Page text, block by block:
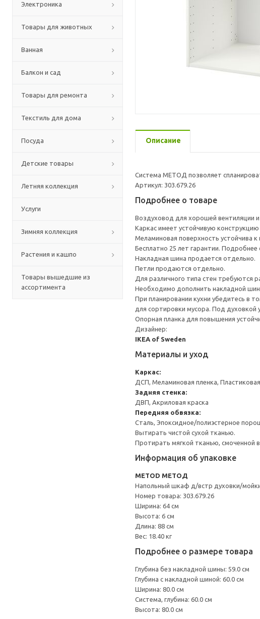
Электроника
Товары для животных
Ванная
Балкон и сад
Товары для ремонта
Текстиль для дома
Посуда
Детские товары
Летняя коллекция
Услуги
Зимняя коллекция
Растения и кашпо
Товары вышедшие из
ассортимента
Описание
Система МЕТОД позволяет
Артикул: 303.679.26
Подробнее о товаре
Воздуховод для хорошей вентиляции
Каркас имеет устойчивую
Меламиновая поверхность устойчива к
Бесплатно 25 лет гарантии.
Накладная шина продается отдельно.
Петли продаются отдельно.
Для различного типа стен требуются
Необходимо дополнить накладной
При планировании кухни убедитесь в
для сортировки мусора. Под
Опорная планка для повышения
Дизайнер:
IKEA of Sweden
Материалы и уход
Каркас:
ДСП, Меламиновая пленка,
Задняя стенка:
ДВП, Акриловая краска
Передняя обвязка:
Сталь, Эпоксидное/полиэстерное
Вытирать чистой сухой тканью.
Протирать мягкой тканью, смоченной
Информация об упаковке
METOD МЕТОД
Напольный шкаф д/встр духовки/
Номер товара: 303.679.26
Ширина: 64 см
Высота: 6 см
Длина: 88 см
Вес: 18.40 кг
Подробнее о размере товара
Глубина без накладной шины: 59.0 см
Глубина с накладной шиной: 60.0 см
Ширина: 80.0 см
Система, глубина: 60.0 см
Высота: 80.0 см